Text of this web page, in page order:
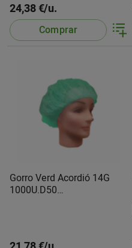
24,38 €/u.
Comprar
Gorro Verd Acordió 14G
1000U.D50